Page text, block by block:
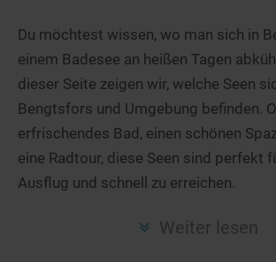
Stand Up Paddeling
Kitesurfen
Kanu- & Kajaktouren
Badeseen in Deutschland
Genuss pur
Wellness am See
Urlaub an der Küste
Direkt am Wasser
Unterkünfte
Ferienwohnungen
Hausboote
Camping
Ferienwohnungen
Hausboote
Camping am See
Top-Hotels
Top-Hotel Empfehlungen
Familienhotels
Finde Deinen See
Seen in Deiner Nähe
Seen in Deutschland
Seen in Europa
Strandbad-Verzeichnis
Überwachte Badestellen
Du möchtest wissen, wo man sich in
einem Badesee an heißen Tagen
dieser Seite zeigen wir, welche Seen
Bengtsfors und Umgebung befinden.
erfrischendes Bad, einen schönen
eine Radtour, diese Seen sind perfekt
Ausflug und schnell zu erreichen.
Weiter lesen